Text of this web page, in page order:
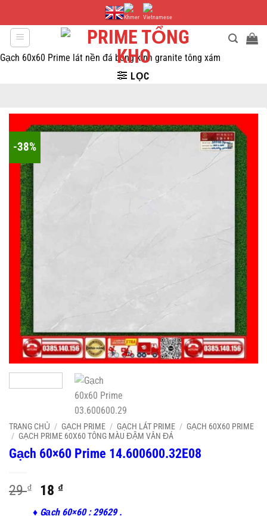
dung
Gạch 60x60 Prime lát nền đá bóng kính granite tông xám
LỌC
-38%
TRANG CHỦ / GẠCH PRIME / GẠCH LÁT PRIME / GẠCH 60X60 PRIME
/ GẠCH PRIME 60X60 TÔNG MÀU ĐẬM VÂN ĐÁ
Gạch 60×60 Prime 14.600600.32E08
29₫
Original
price
18 ₫Current
price
♦ Gạch 60×60 : 29629 .